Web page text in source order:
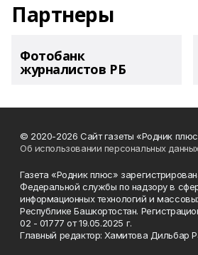
Партнеры
Фотобанк
журналистов РБ
© 2020-2026 Сайт газеты «Родник
Об использовании персональных
Газета «Родник плюс»
Федеральной службы по надзору в
информационных технологий и
Республике Башкортостан.
02 - 01777 от 19.05.2025 г.
Главный редактор: Хамитова Дильбар